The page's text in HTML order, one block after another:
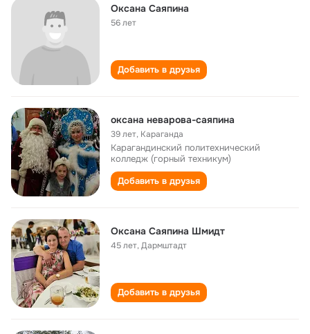
Оксана Саяпина
56 лет
Добавить в друзья
оксана неварова-саяпина
39 лет, Караганда
Карагандинский политехнический
колледж (горный техникум)
Добавить в друзья
Оксана Саяпина Шмидт
45 лет,Дармштадт
Добавить в друзья